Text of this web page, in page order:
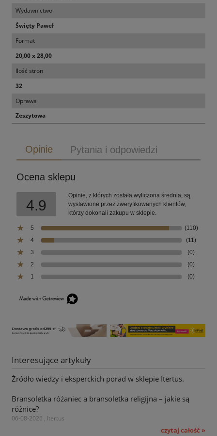
Wydawnictwo
Święty Paweł
Format
20,00 x 28,00
Ilość stron
32
Oprawa
Zeszytowa
Opinie Pytania i odpowiedzi
Ocena sklepu
4.9
Opinie, z których została wyliczona średnia, są
wystawione przez zweryfikowanych klientów,
którzy dokonali zakupu w sklepie.
5
(110)
4
(11)
3
(0)
2
(0)
1
(0)
Interesujące artykuły
Źródło wiedzy i eksperckich porad w sklepie Itertus.
Bransoletka różaniec a bransoletka religijna – jakie są
różnice?
06-08-2026 , Itertus
czytaj całość »